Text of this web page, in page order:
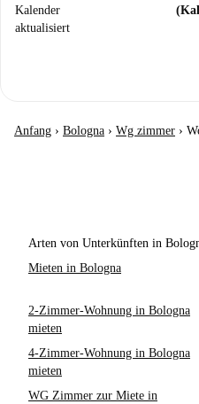
Kalender
aktualisiert
Anfang › Bologna › Wg zimmer ›
Arten von Unterkünften in
Mieten in Bologna
2-Zimmer-Wohnung in Bologna
mieten
4-Zimmer-Wohnung in Bologna
mieten
WG Zimmer zur Miete in